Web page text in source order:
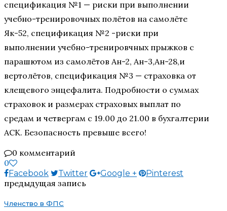
спецификация №1 — риски при выполнении
учебно-тренировочных полётов на самолёте
Як-52, спецификация №2 -риски при
выполнении учебно-тренировчных прыжков с
парашютом из самолётов Ан-2, Ан-3,Ан-28,и
вертолётов, спецификация №3 — страховка от
клещевого энцефалита. Подробности о суммах
страховок и размерах страховых выплат по
средам и четвергам с 19.00 до 21.00 в бухгалтерии
АСК. Безопасность превыше всего!
0 комментарий
0
Facebook Twitter Google + Pinterest
предыдущая запись
Членство в ФПС